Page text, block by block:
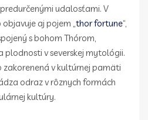
udalosťami. V
aj pojem „ thor fortune“,
s bohom Thórom,
plodnosti v severskej mytológii.
v kultúrnej pamäti
odraz v rôznych formách
kultúry.